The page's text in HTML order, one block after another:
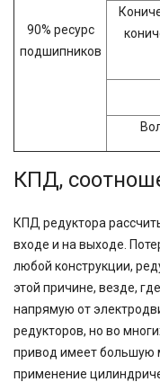
90% ресурс
подшипников
КПД,
КПД редуктора
входе и на выходе.
любой конструкции,
этой причине, везде,
напрямую от
редукторов, но во
привод имеет большую
применение